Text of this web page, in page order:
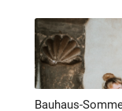
Bauhaus-